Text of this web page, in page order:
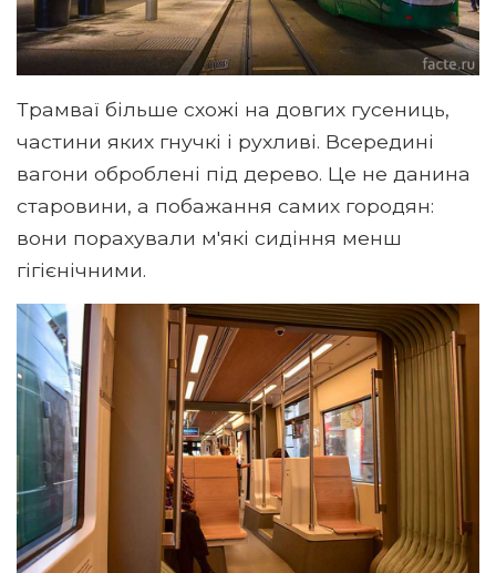
Трамваї більше схожі на довгих гусениць,
частини яких гнучкі і рухливі. Всередині
вагони оброблені під дерево. Це не данина
старовини, а побажання самих городян:
вони порахували м'які сидіння менш
гігієнічними.